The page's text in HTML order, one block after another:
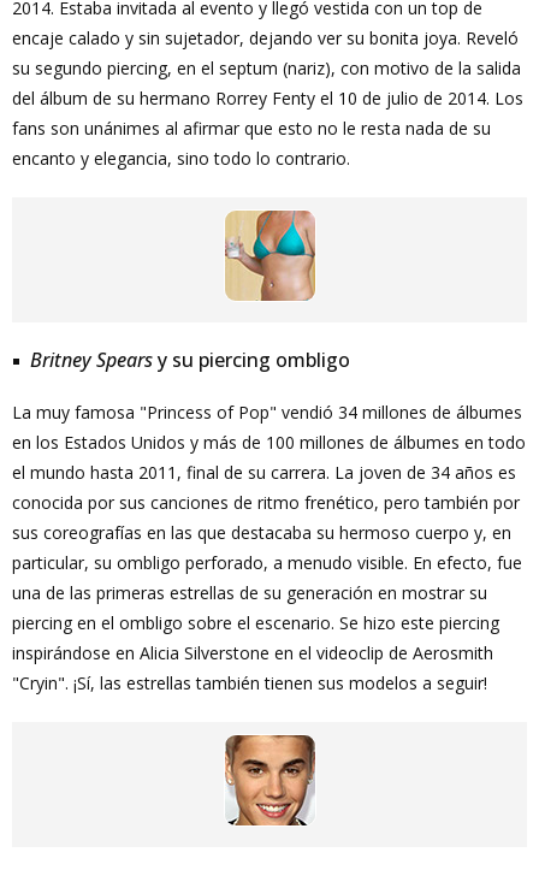
2014. Estaba invitada al evento y llegó vestida con un top de
encaje calado y sin sujetador, dejando ver su bonita joya. Reveló
su segundo piercing, en el septum (nariz), con motivo de la salida
del álbum de su hermano Rorrey Fenty el 10 de julio de 2014. Los
fans son unánimes al afirmar que esto no le resta nada de su
encanto y elegancia, sino todo lo contrario.
Britney Spearsy su piercing ombligo
La muy famosa "Princess of Pop" vendió 34 millones de álbumes
en los Estados Unidos y más de 100 millones de álbumes en todo
el mundo hasta 2011, final de su carrera. La joven de 34 años es
conocida por sus canciones de ritmo frenético, pero también por
sus coreografías en las que destacaba su hermoso cuerpo y, en
particular, su ombligo perforado, a menudo visible. En efecto, fue
una de las primeras estrellas de su generación en mostrar su
piercing en el ombligo sobre el escenario. Se hizo este piercing
inspirándose en Alicia Silverstone en el videoclip de Aerosmith
"Cryin". ¡Sí, las estrellas también tienen sus modelos a seguir!